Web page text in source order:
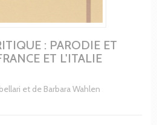
: PARODIE ET
ET L'ITALIE
et de Barbara Wahlen